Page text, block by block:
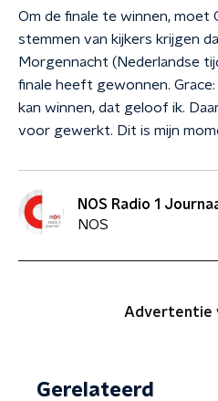
Om de finale te winnen, moet
stemmen van kijkers krijgen
Morgennacht (Nederlandse
finale heeft gewonnen.
kan winnen, dat geloof ik.
voor gewerkt. Dit is mijn
NOS Radio 1
NOS
Advertentie
Gerelateerd